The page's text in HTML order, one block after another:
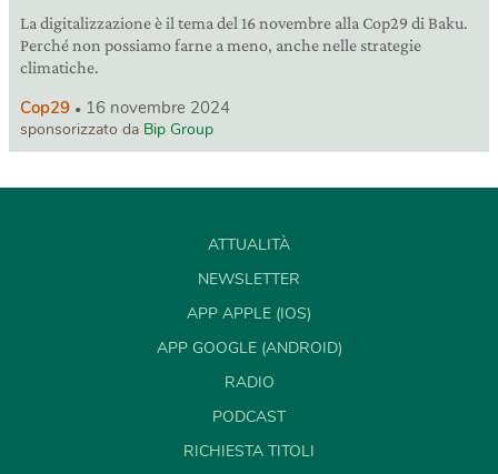
La digitalizzazione è il tema del 16 novembre alla Cop29 di Baku.
Perché non possiamo farne a meno, anche nelle strategie
climatiche.
Cop29 16 novembre 2024
sponsorizzato da Bip Group
ATTUALITÀ
NEWSLETTER
APP APPLE (IOS)
APP GOOGLE (ANDROID)
RADIO
PODCAST
RICHIESTA TITOLI